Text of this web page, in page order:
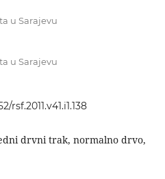
u Sarajevu
u Sarajevu
drvni trak, normalno drvo,